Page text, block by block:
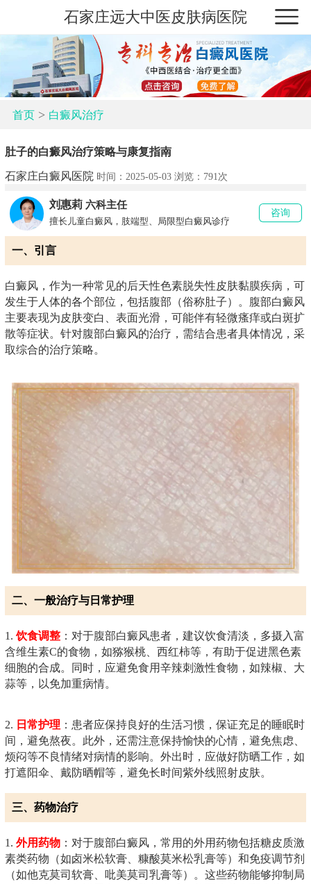
石家庄远大中医皮肤病医院
首页> 白癜风治疗
肚子的白癜风治疗策略与康复指南
石家庄白癜风医院 时间：2025-05-03 浏览： 791次
刘惠莉 六科主任
擅长儿童白癜风，肢端型、局限型白癜风诊疗
咨询
一、引言
白癜风，作为一种常见的后天性色素脱失性皮肤黏膜疾病，可
发生于人体的各个部位，包括腹部（俗称肚子）。腹部白癜风
主要表现为皮肤变白、表面光滑，可能伴有轻微瘙痒或白斑扩
散等症状。针对腹部白癜风的治疗，需结合患者具体情况，采
取综合的治疗策略。
二、一般治疗与日常护理
1.饮食调整 ：对于腹部白癜风患者，建议饮食清淡，多摄入富
含维生素C的食物，如猕猴桃、西红柿等，有助于促进黑色素
细胞的合成。同时，应避免食用辛辣刺激性食物，如辣椒、大
蒜等，以免加重病情。
2. 日常护理 ：患者应保持良好的生活习惯，保证充足的睡眠时
间，避免熬夜。此外，还需注意保持愉快的心情，避免焦虑、
烦闷等不良情绪对病情的影响。外出时，应做好防晒工作，如
打遮阳伞、戴防晒帽等，避免长时间紫外线照射皮肤。
三、药物治疗
1. 外用药物 ：对于腹部白癜风，常用的外用药物包括糖皮质激
素类药物（如卤米松软膏、糠酸莫米松乳膏等）和免疫调节剂
（如他克莫司软膏、吡美莫司乳膏等）。这些药物能够抑制局